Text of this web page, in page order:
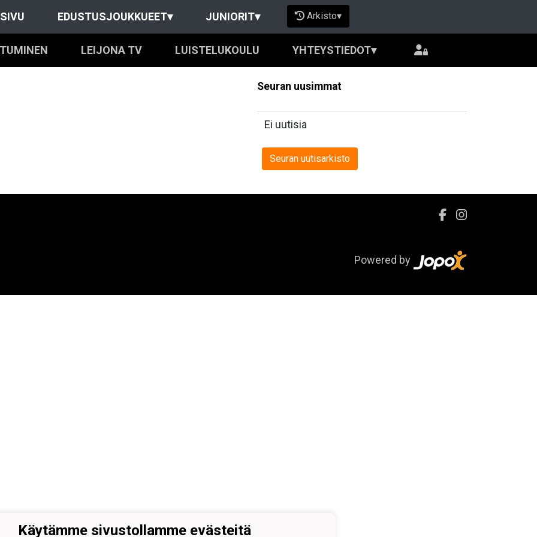
EDUSTUSJOUKKUEET▾ JUNIORIT▾ Arkisto▾
LEIJONA TV LUISTELUKOULU YHTEYSTIEDOT▾
Seuran uusimmat
Ei uutisia
Seuran uutisarkisto
Powered by
Käytämme sivustollamme evästeitä